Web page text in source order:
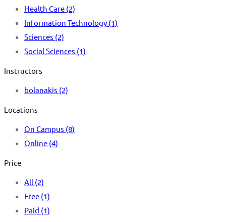
Health Care (2)
Information Technology (1)
Sciences (2)
Social Sciences (1)
Instructors
bolanakis (2)
Locations
On Campus (8)
Online (4)
Price
All (2)
Free (1)
Paid (1)